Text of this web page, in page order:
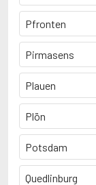
Pfronten
Pirmasens
Plauen
Plön
Potsdam
Quedlinburg